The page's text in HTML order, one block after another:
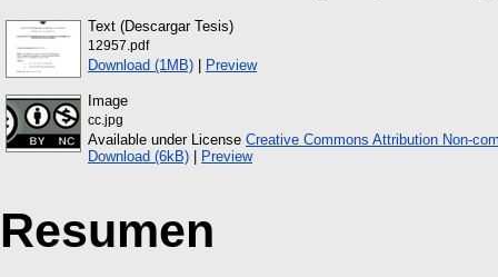
Text (Descargar Tesis)
12957.pdf
Download (1MB) | Preview
Image
cc.jpg
Available under License Creative Commons Attribution Non-
Download (6kB) | Preview
Resumen